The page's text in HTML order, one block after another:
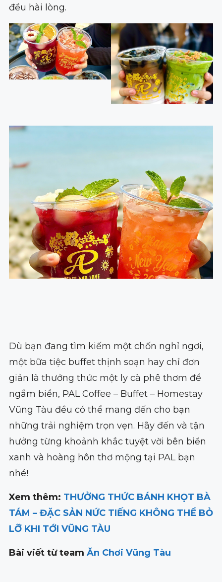
đều hài lòng.
Dù bạn đang tìm kiếm một chốn nghỉ ngơi,
một bữa tiệc buffet thịnh soạn hay chỉ đơn
giản là thưởng thức một ly cà phê thơm để
ngắm biển, PAL Coffee – Buffet – Homestay
Vũng Tàu đều có thể mang đến cho bạn
những trải nghiệm trọn vẹn. Hãy đến và tận
hưởng từng khoảnh khắc tuyệt vời bên biển
xanh và hoàng hôn thơ mộng tại PAL bạn
nhé!
Xem thêm: THƯỞNG THỨC BÁNH KHỌT BÀ
TÁM – ĐẶC SẢN NỨC TIẾNG KHÔNG THỂ BỎ
LỠ KHI TỚI VŨNG TÀU
Bài viết từ team Ăn Chơi Vũng Tàu